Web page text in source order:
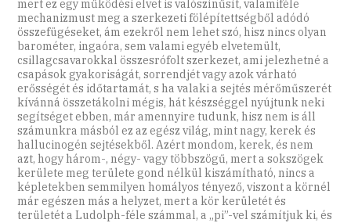
mert ez egy működési elvet is valószínűsít, valamiféle
mechanizmust meg a szerkezeti fölépítettségből adódó
összefügéseket, ám ezekről nem lehet szó, hisz nincs olyan
barométer, ingaóra, sem valami egyéb elvetemült,
csillagcsavarokkal összesrófolt szerkezet, ami jelezhetné a
csapások gyakoriságát, sorrendjét vagy azok várható
erősségét és időtartamát, s ha valaki a sejtés mérőműszerét
kívánná összetákolni mégis, hát készséggel nyújtunk neki
segítséget ebben, már amennyire tudunk, hisz nem is áll
számunkra másból ez az egész világ, mint nagy, kerek és
hallucinogén sejtésekből. Azért mondom, kerek, és nem
azt, hogy három-, négy- vagy többszögű, mert a sokszögek
kerülete meg területe gond nélkül kiszámítható, nincs a
képletekben semmilyen homályos tényező, viszont a körnél
már egészen más a helyzet, mert a kör kerületét és
területét a Ludolph-féle számmal, a „pi”-vel számítjuk ki, és